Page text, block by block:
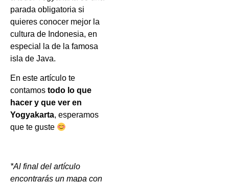
parada obligatoria si
quieres conocer mejor la
cultura de Indonesia, en
especial la de la famosa
isla de Java.
En este artículo te
contamos todo lo que
hacer y que ver en
Yogyakarta, esperamos
que te guste
*Al final del artículo
encontrarás un mapa con